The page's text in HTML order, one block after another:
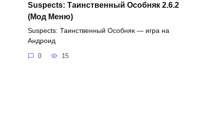
Suspects: Таинственный Особняк 2.6.2
(Мод Меню)
Suspects: Таинственный Особняк — игра на
Андроид
0 15